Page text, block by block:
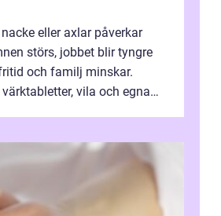
eller axlar påverkar
störs, jobbet blir tyngre
och familj minskar.
vila och egna